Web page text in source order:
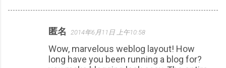
匿名 2014年6月11日 上午10:58
Wow, marvelous weblog layout! How
long have you been running a blog for?